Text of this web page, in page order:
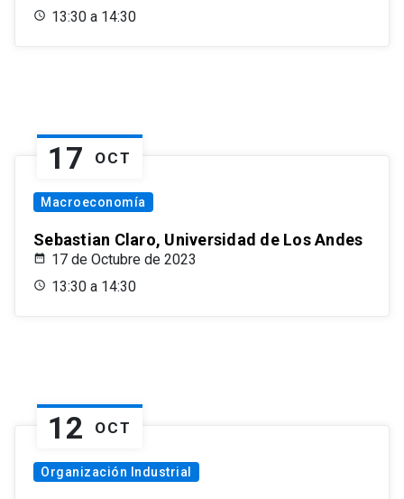
13:30 a 14:30
17 OCT
Macroeconomía
Sebastian Claro, Universidad de Los Andes
17 de Octubre de 2023
13:30 a 14:30
12 OCT
Organización Industrial